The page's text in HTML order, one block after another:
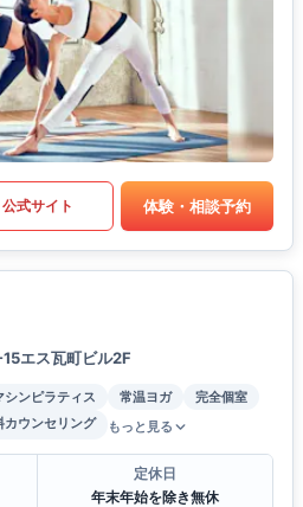
公式サイト 体験・相談予約
エス瓦町ビル2F
シンピラティス 常温ヨガ
完全個室
カウンセリング もっと見る
定休日
年末年始を除き無休